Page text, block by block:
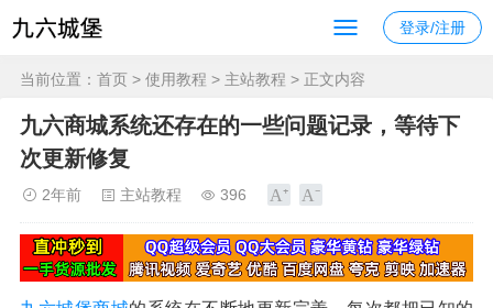
登录/注册
当前位置： 首页 > 使用教程 > 主站教程 > 正文内容
九六商城系统还存在的一些问题记录，等待下
次更新修复
2年前 主站教程 396